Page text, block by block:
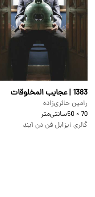
1383 | عجایب المخلوقات
رامین حائری‌زاده
70 × 50
سانتی‌متر
گالری ایزابل فن دن آیندِ